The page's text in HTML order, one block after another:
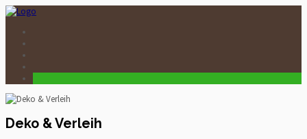
Deko & Verleih